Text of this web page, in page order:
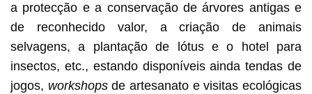
a protecção e a conservação de árvores antigas e
de reconhecido valor, a criação de animais
selvagens, a plantação de lótus e o hotel para
insectos, etc., estando disponíveis ainda tendas de
jogos, workshopsde artesanato e visitas ecológicas